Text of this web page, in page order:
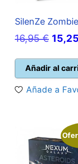
SilenZe
16,95€ El
era:
16,95
15,25
Añadir al
Añade a